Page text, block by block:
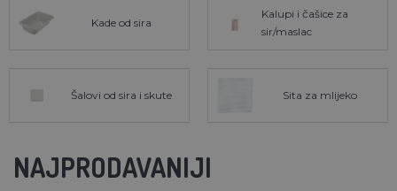
Kade od sira
Kalupi i čašice za
sir/maslac
Šalovi od sira i skute Sita za mlijeko
NAJPRODAVANIJI